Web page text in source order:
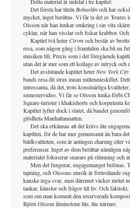
Det första har titeln Bohuslänoch har
mycket, inget berättas. Vi får ta del av
Olsson när han lunkar omkring i sin vita
cyklar, när han visslar och fiskar krabbor.
Kapitel två heterCirvmoch består av
resa, som någon gång i framtiden ska bli en
musiken till. Precis som i det föregående
utan det är mer som ett kollage av intryck och
Det avslutande kapitlet heterNew York City
bands resa dit strax innan millennieskiftet.
intressanta, då det, trots konstnärliga
semestervideo. Vi får se Olsson lunka förbi
Square-turister i khakishorts och korpulenta
Kapitlet lyfter dock i slutet, då bandet
glödheta Manhattannatten.
Det ska erkännas att det krävs lite
kapitlen, för de har mer gemensamt än bara
bildkvaliteten, som är antingen charmig eller
preferenser. Inget av dem berättar nämligen
materialet fokuserar snarare på stämning och
Men det fungerar, engagemanget belönas.
tajming, och Olssons musik är förtrollande
kanske inga svar, men däremot väcker mötet
tankar, känslor och frågor till liv. Och faktiskt,
som om man kommit den reserverade
Björn Olsson åtminstone lite, lite närmre.